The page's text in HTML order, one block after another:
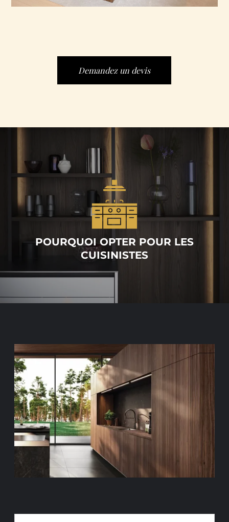
Demandez un devis
POURQUOI OPTER POUR LES
CUISINISTES